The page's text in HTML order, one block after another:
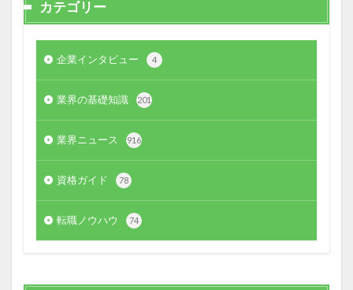
カテゴリー
企業インタビュー 4
業界の基礎知識 201
業界ニュース 916
資格ガイド 78
転職ノウハウ 74